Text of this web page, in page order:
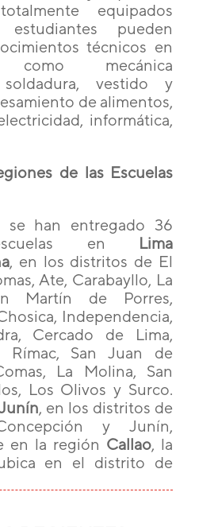
equipados
pueden
técnicos en
como mecánica
soldadura, vestido y
de alimentos,
informática,
de las Escuelas
se han entregado 36
en Lima
, en los distritos de El
Ate, Carabayllo, La
Martín de Porres,
Independencia,
Cercado de Lima,
Rímac, San Juan de
La Molina, San
Los Olivos y Surco.
, en los distritos de
y Junín,
en la región Callao, la
en el distrito de